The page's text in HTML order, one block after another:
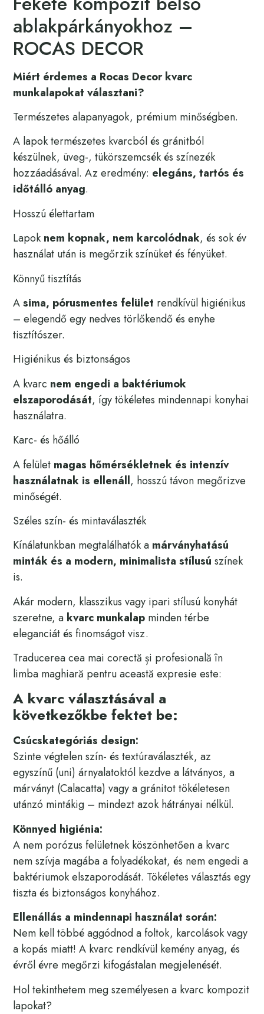
ablakpárkányokhoz –
ROCAS DECOR
Miért érdemes a Rocas Decor kvarc
munkalapokat választani?
Természetes alapanyagok, prémium minőségben.
A lapok természetes kvarcból és gránitból
készülnek, üveg-, tükörszemcsék és színezék
hozzáadásával. Az eredmény: elegáns, tartós és
időtálló anyag.
Hosszú élettartam
Lapok nem kopnak, nem karcolódnak, és sok év
használat után is megőrzik színüket és fényüket.
Könnyű tisztítás
Asima, pórusmentes felület rendkívül higiénikus
– elegendő egy nedves törlőkendő és enyhe
tisztítószer.
Higiénikus és biztonságos
A kvarc nem engedi a baktériumok
elszaporodását, így tökéletes mindennapi konyhai
használatra.
Karc- és hőálló
A felület magas hőmérsékletnek és intenzív
használatnak is ellenáll, hosszú távon megőrizve
minőségét.
Széles szín- és mintaválaszték
Kínálatunkban megtalálhatók a márványhatású
minták és a modern, minimalista stílusú színek
is.
Akár modern, klasszikus vagy ipari stílusú konyhát
szeretne, a kvarc munkalap minden térbe
eleganciát és finomságot visz.
Traducerea cea mai corectă și profesională în
limba maghiară pentru această expresie este:
A kvarc választásával a
következőkbe fektet be:
Csúcskategóriás design:
Szinte végtelen szín- és textúraválaszték, az
egyszínű (uni) árnyalatoktól kezdve a látványos, a
márványt (Calacatta) vagy a gránitot tökéletesen
utánzó mintákig – mindezt azok hátrányai nélkül.
Könnyed higiénia:
A nem porózus felületnek köszönhetően a kvarc
nem szívja magába a folyadékokat, és nem engedi a
baktériumok elszaporodását. Tökéletes választás egy
tiszta és biztonságos konyhához.
Ellenállás a mindennapi használat során:
Nem kell többé aggódnod a foltok, karcolások vagy
a kopás miatt! A kvarc rendkívül kemény anyag, és
évről évre megőrzi kifogástalan megjelenését.
Hol tekinthetem meg személyesen a kvarc kompozit
lapokat?